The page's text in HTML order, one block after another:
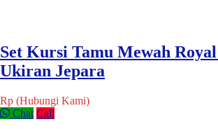
Set Kursi Tamu Mewah
Ukiran Jepara
Rp (Hubungi Kami)
Chat Call